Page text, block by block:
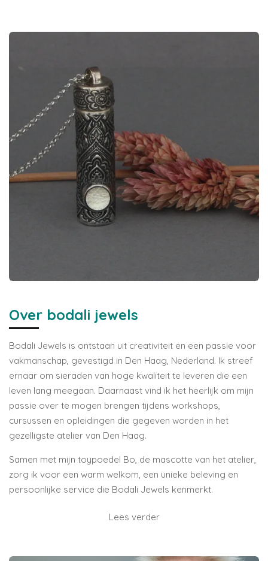
Over bodali jewels
Bodali Jewels is ontstaan uit creativiteit en een passie voor
vakmanschap, gevestigd in Den Haag, Nederland. Ik streef
ernaar om sieraden van hoge kwaliteit te leveren die een
leven lang meegaan. Daarnaast vind ik het heerlijk om mijn
passie over te mogen brengen tijdens workshops,
cursussen en opleidingen die gegeven worden in het
gezelligste atelier van Den Haag.
Samen met mijn toypoedel Bo, de mascotte van het atelier,
zorg ik voor een warm welkom, een unieke beleving en
persoonlijke service die Bodali Jewels kenmerkt.
Lees verder